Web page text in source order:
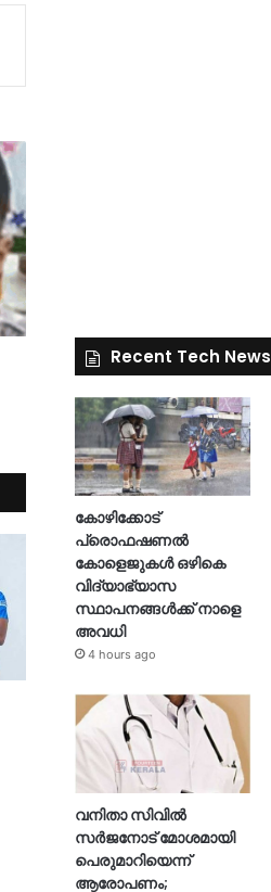
Recent Tech News
കോഴിക്കോട്
പ്രൊഫഷണൽ
കോളെജുകൾ ഒഴികെ
വിദ്യാഭ്യാസ
സ്ഥാപനങ്ങൾക്ക് നാളെ
അവധി
4 hours ago
വനിതാ സിവിൽ
സർജനോട് മോശമായി
പെരുമാറിയെന്ന്
ആരോപണം;